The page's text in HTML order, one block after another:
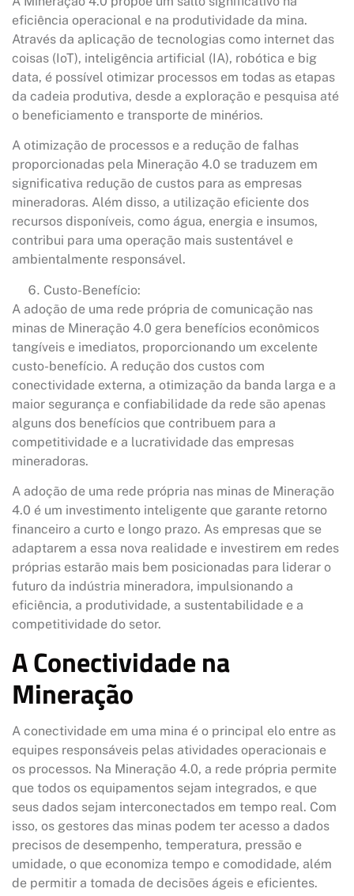
eficiência operacional e na produtividade da mina.
Através da aplicação de tecnologias como internet das
coisas (IoT), inteligência artificial (IA), robótica e big
data, é possível otimizar processos em todas as etapas
da cadeia produtiva, desde a exploração e pesquisa até
o beneficiamento e transporte de minérios.
A otimização de processos e a redução de falhas
proporcionadas pela Mineração 4.0 se traduzem em
significativa redução de custos para as empresas
mineradoras. Além disso, a utilização eficiente dos
recursos disponíveis, como água, energia e insumos,
contribui para uma operação mais sustentável e
ambientalmente responsável.
Custo-Benefício:
A adoção de uma rede própria de comunicação nas
minas de Mineração 4.0 gera benefícios econômicos
tangíveis e imediatos, proporcionando um excelente
custo-benefício. A redução dos custos com
conectividade externa, a otimização da banda larga e a
maior segurança e confiabilidade da rede são apenas
alguns dos benefícios que contribuem para a
competitividade e a lucratividade das empresas
mineradoras.
A adoção de uma rede própria nas minas de Mineração
4.0 é um investimento inteligente que garante retorno
financeiro a curto e longo prazo. As empresas que se
adaptarem a essa nova realidade e investirem em redes
próprias estarão mais bem posicionadas para liderar o
futuro da indústria mineradora, impulsionando a
eficiência, a produtividade, a sustentabilidade e a
competitividade do setor.
A Conectividade na
Mineração
A conectividade em uma mina é o principal elo entre as
equipes responsáveis pelas atividades operacionais e
os processos. Na Mineração 4.0, a rede própria permite
que todos os equipamentos sejam integrados, e que
seus dados sejam interconectados em tempo real. Com
isso, os gestores das minas podem ter acesso a dados
precisos de desempenho, temperatura, pressão e
umidade, o que economiza tempo e comodidade, além
de permitir a tomada de decisões ágeis e eficientes.